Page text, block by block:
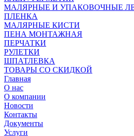
МАЛЯРНЫЕ И УПАКОВОЧНЫЕ
ПЛЕНКА
МАЛЯРНЫЕ КИСТИ
ПЕНА МОНТАЖНАЯ
ПЕРЧАТКИ
РУЛЕТКИ
ШПАТЛЕВКА
ТОВАРЫ СО СКИДКОЙ
Главная
О нас
О компании
Новости
Контакты
Документы
Услуги